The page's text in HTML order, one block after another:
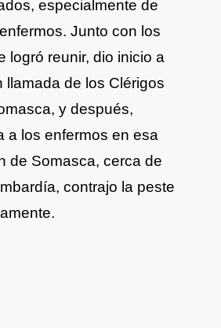
especialmente de
Junto con los
logró reunir, dio inicio a
llamada de los Clérigos
y después,
a los enfermos en esa
de Somasca, cerca de
contrajo la peste